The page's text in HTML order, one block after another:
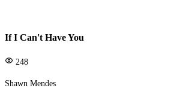
If I Can't Have You
248
Shawn Mendes